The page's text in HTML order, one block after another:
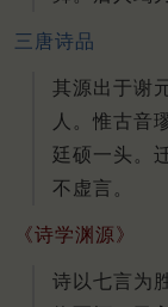
三唐诗品
其源出于谢
人。惟古音
廷硕一头。
不虚言。
《诗学渊源》
诗以七言为